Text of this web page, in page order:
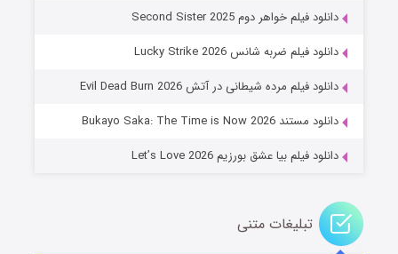
جادوگری در مغولستان
دانلود فیلم خواهر دوم Second Sister 2025
دانلود فیلم ضربه شانس Lucky Strike 2026
دانلود فیلم مرده شیطانی در آتش Evil Dead Burn 2026
دانلود مستند Bukayo Saka: The Time is Now 2026
دانلود فیلم بیا عشق بورزیم Let’s Love 2026
تبلیغات متنی